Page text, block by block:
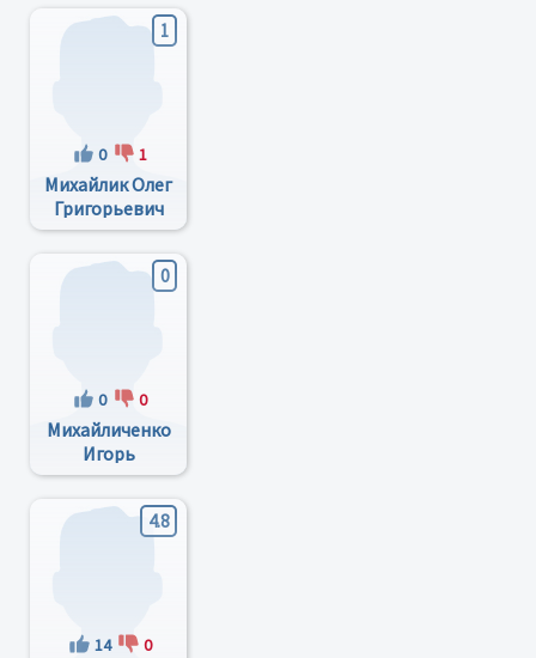
1
0 1
Михайлик Олег
Григорьевич
0
0 0
Михайличенко
Игорь
Леонидович
4.8
14 0